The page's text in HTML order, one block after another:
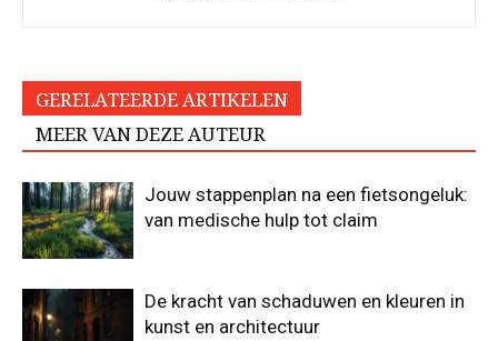
GERELATEERDE ARTIKELEN
MEER VAN DEZE AUTEUR
Jouw stappenplan na een fietsongeluk:
van medische hulp tot claim
De kracht van schaduwen en kleuren in
kunst en architectuur